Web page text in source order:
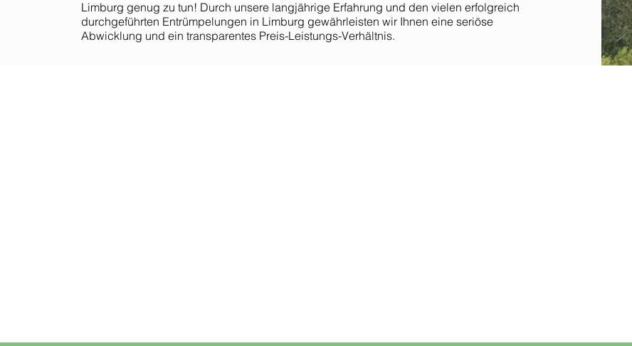
Limburg genug zu tun! Durch unsere langjährige Erfahrung und den vielen erfolgreich
durchgeführten Entrümpelungen in Limburg gewährleisten wir Ihnen eine seriöse
Abwicklung und ein transparentes Preis-Leistungs-Verhältnis.